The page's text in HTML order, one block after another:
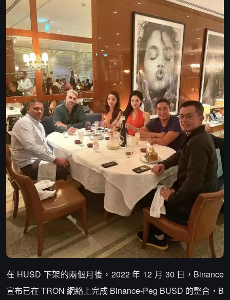
在 HUSD 下架的兩個月後，2022 年 12 月 30 日，Binance
宣布已在 TRON 網絡上完成 Binance-Peg BUSD 的整合，B